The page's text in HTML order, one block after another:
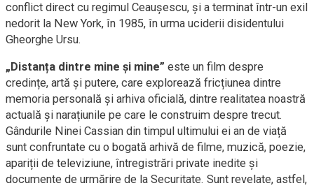
conflict direct cu regimul Ceaușescu, și a terminat într-un exil
nedorit la New York, în 1985, în urma uciderii disidentului
Gheorghe Ursu.
„Distanța dintre mine și mine” este un film despre
credințe, artă și putere, care explorează fricțiunea dintre
memoria personală și arhiva oficială, dintre realitatea noastră
actuală și narațiunile pe care le construim despre trecut.
Gândurile Ninei Cassian din timpul ultimului ei an de viață
sunt confruntate cu o bogată arhivă de filme, muzică, poezie,
apariții de televiziune, întregistrări private inedite și
documente de urmărire de la Securitate. Sunt revelate, astfel,